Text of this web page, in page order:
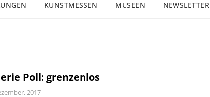
KUNSTMESSEN MUSEEN NEWSLETTER
Poll: grenzenlos
2017